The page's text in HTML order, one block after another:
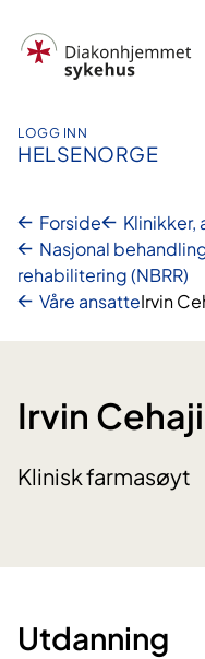
innhold
LOGG INN
HELSENORGE
Forside
Klinikker,
Nasjonal
rehabilitering (NBRR)
Våre ansatteIrvin
Irvin
Klinisk farmasøyt
Utdanning